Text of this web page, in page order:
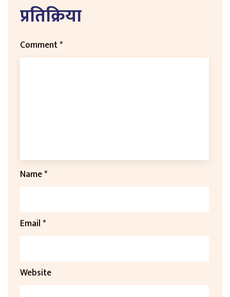
प्रतिक्रिया
Comment*
Name*
Email*
Website